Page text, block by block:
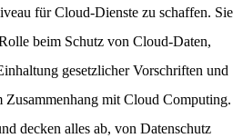
für Cloud-Dienste zu schaffen. Sie
beim Schutz von Cloud-Daten,
gesetzlicher Vorschriften und
Zusammenhang mit Cloud Computing.
decken alles ab, von Datenschutz